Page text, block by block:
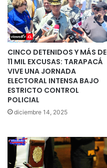
CINCO DETENIDOS Y MÁS DE
11 MIL EXCUSAS: TARAPACÁ
VIVE UNA JORNADA
ELECTORAL INTENSA BAJO
ESTRICTO CONTROL
POLICIAL
diciembre 14, 2025